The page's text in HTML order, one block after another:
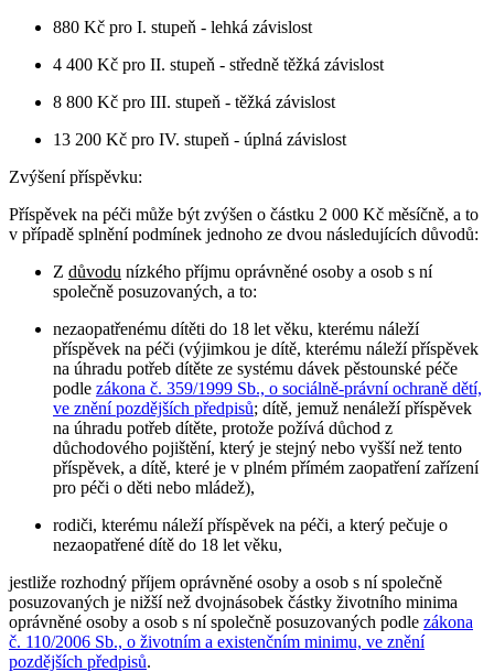
880 Kč pro I. stupeň - lehká závislost
4 400 Kč pro II. stupeň - středně těžká závislost
8 800 Kč pro III. stupeň - těžká závislost
13 200 Kč pro IV. stupeň - úplná závislost
Zvýšení příspěvku:
Příspěvek na péči může být zvýšen o částku 2 000 Kč měsíčně, a to
v případě splnění podmínek jednoho ze dvou následujících důvodů:
Z důvodu nízkého příjmu oprávněné osoby a osob s ní
společně posuzovaných, a to:
nezaopatřenému dítěti do 18 let věku, kterému náleží
příspěvek na péči (výjimkou je dítě, kterému náleží příspěvek
na úhradu potřeb dítěte ze systému dávek pěstounské péče
podle zákona č. 359/1999 Sb., o sociálně-právní ochraně dětí,
ve znění pozdějších předpisů; dítě, jemuž nenáleží příspěvek
na úhradu potřeb dítěte, protože požívá důchod z
důchodového pojištění, který je stejný nebo vyšší než tento
příspěvek, a dítě, které je v plném přímém zaopatření zařízení
pro péči o děti nebo mládež),
rodiči, kterému náleží příspěvek na péči, a který pečuje o
nezaopatřené dítě do 18 let věku,
jestliže rozhodný příjem oprávněné osoby a osob s ní společně
posuzovaných je nižší než dvojnásobek částky životního minima
oprávněné osoby a osob s ní společně posuzovaných podle zákona
č. 110/2006 Sb., o životním a existenčním minimu, ve znění
pozdějších předpisů.